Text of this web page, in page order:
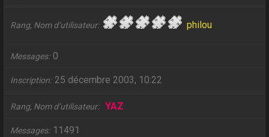
Rang, Nom d’utilisateur philou
Messages 0
Inscription 25 décembre 2003, 10:22
Rang, Nom d’utilisateur YAZ
Messages 11491